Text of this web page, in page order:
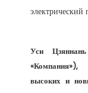
Уси
«Компания»),
высоких и